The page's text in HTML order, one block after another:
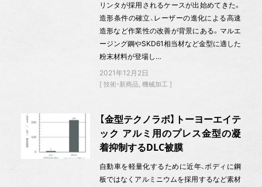
リンタが採用されるケースが出始めてきた。
造形条件の確立、レーザーの進化による高速
造形など作業性の改善が背景にある。マルエ
ージング鋼やSKD61相当材など金型に適した
粉末材料が登場し…
2021年12月2日
技術・新商品 機械加工
【金型テクノラボ】トーヨーエイテ
ック アルミ用のプレス金型の凝
着抑制するDLC被膜
自動車を軽量化するために近年、ボディに鋼
板ではなくアルミニウムを採用するなど素材